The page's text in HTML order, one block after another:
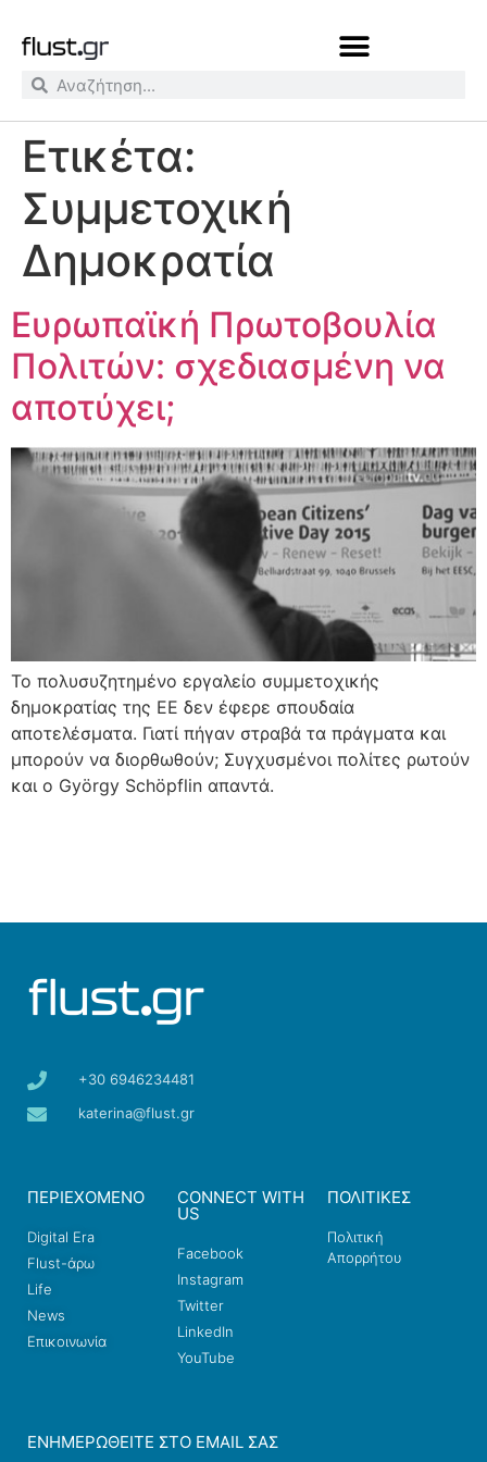
Ετικέτα:
Συμμετοχική
Δημοκρατία
Ευρωπαϊκή Πρωτοβουλία
Πολιτών: σχεδιασμένη να
αποτύχει;
Το πολυσυζητημένο εργαλείο συμμετοχικής
δημοκρατίας της ΕΕ δεν έφερε σπουδαία
αποτελέσματα. Γιατί πήγαν στραβά τα πράγματα και
μπορούν να διορθωθούν; Συγχυσμένοι πολίτες ρωτούν
και ο György Schöpflin απαντά.
+30 6946234481
katerina@flust.gr
ΠΕΡΙΕΧΟΜΕΝΟ
Digital Era
Flust-άρω
Life
News
Επικοινωνία
CONNECT WITH
US
Facebook
Instagram
Twitter
LinkedIn
YouTube
ΠΟΛΙΤΙΚΕΣ
Πολιτική
Απορρήτου
ΕΝΗΜΕΡΩΘΕΊΤΕ ΣΤΟ EMAIL ΣΑΣ